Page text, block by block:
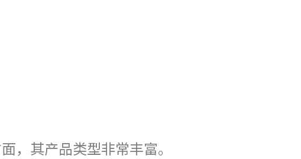
，其产品类型非常丰富。